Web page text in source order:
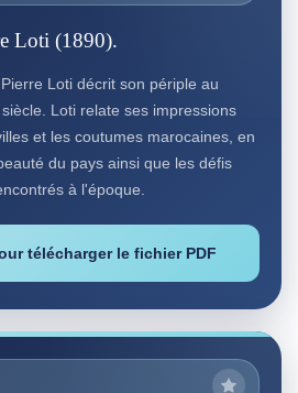
Loti (1890).
Loti décrit son périple au
Loti relate ses impressions
et les coutumes marocaines, en
du pays ainsi que les défis
à l'époque.
télécharger le fichier PDF